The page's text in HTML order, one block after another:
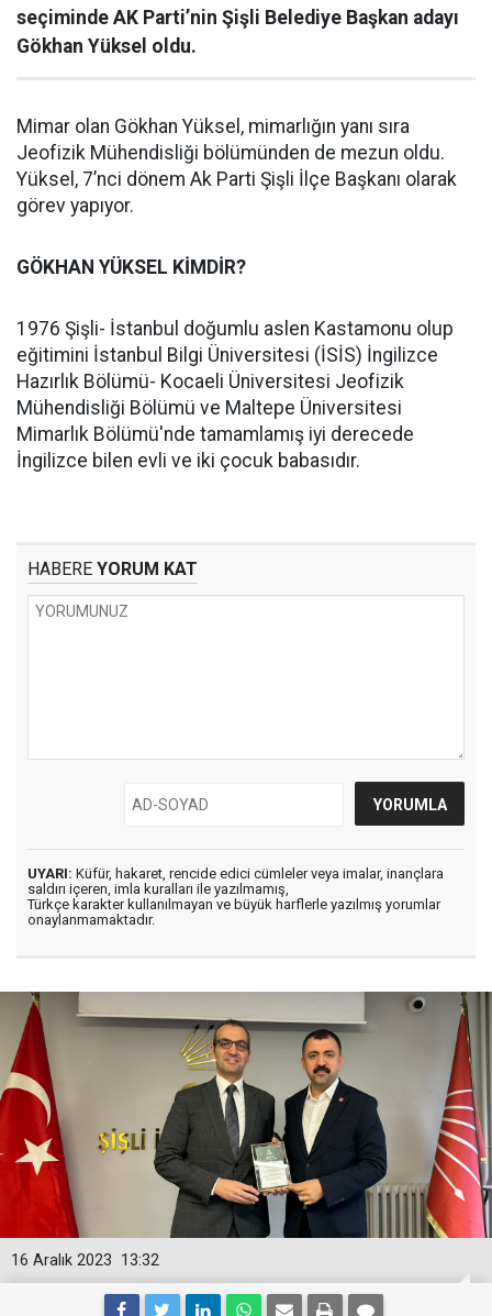
seçiminde AK Parti’nin Şişli Belediye Başkan adayı
Gökhan Yüksel oldu.
Mimar olan Gökhan Yüksel, mimarlığın yanı sıra
Jeofizik Mühendisliği bölümünden de mezun oldu.
Yüksel, 7’nci dönem Ak Parti Şişli İlçe Başkanı olarak
görev yapıyor.
GÖKHAN YÜKSEL KİMDİR?
1976 Şişli- İstanbul doğumlu aslen Kastamonu olup
eğitimini İstanbul Bilgi Üniversitesi (İSİS) İngilizce
Hazırlık Bölümü- Kocaeli Üniversitesi Jeofizik
Mühendisliği Bölümü ve Maltepe Üniversitesi
Mimarlık Bölümü'nde tamamlamış iyi derecede
İngilizce bilen evli ve iki çocuk babasıdır.
HABERE YORUM KAT
UYARI: Küfür, hakaret, rencide edici cümleler veya imalar, inançlara
saldırı içeren, imla kuralları ile yazılmamış,
Türkçe karakter kullanılmayan ve büyük harflerle yazılmış yorumlar
onaylanmamaktadır.
13:32
16 Aralık 2023